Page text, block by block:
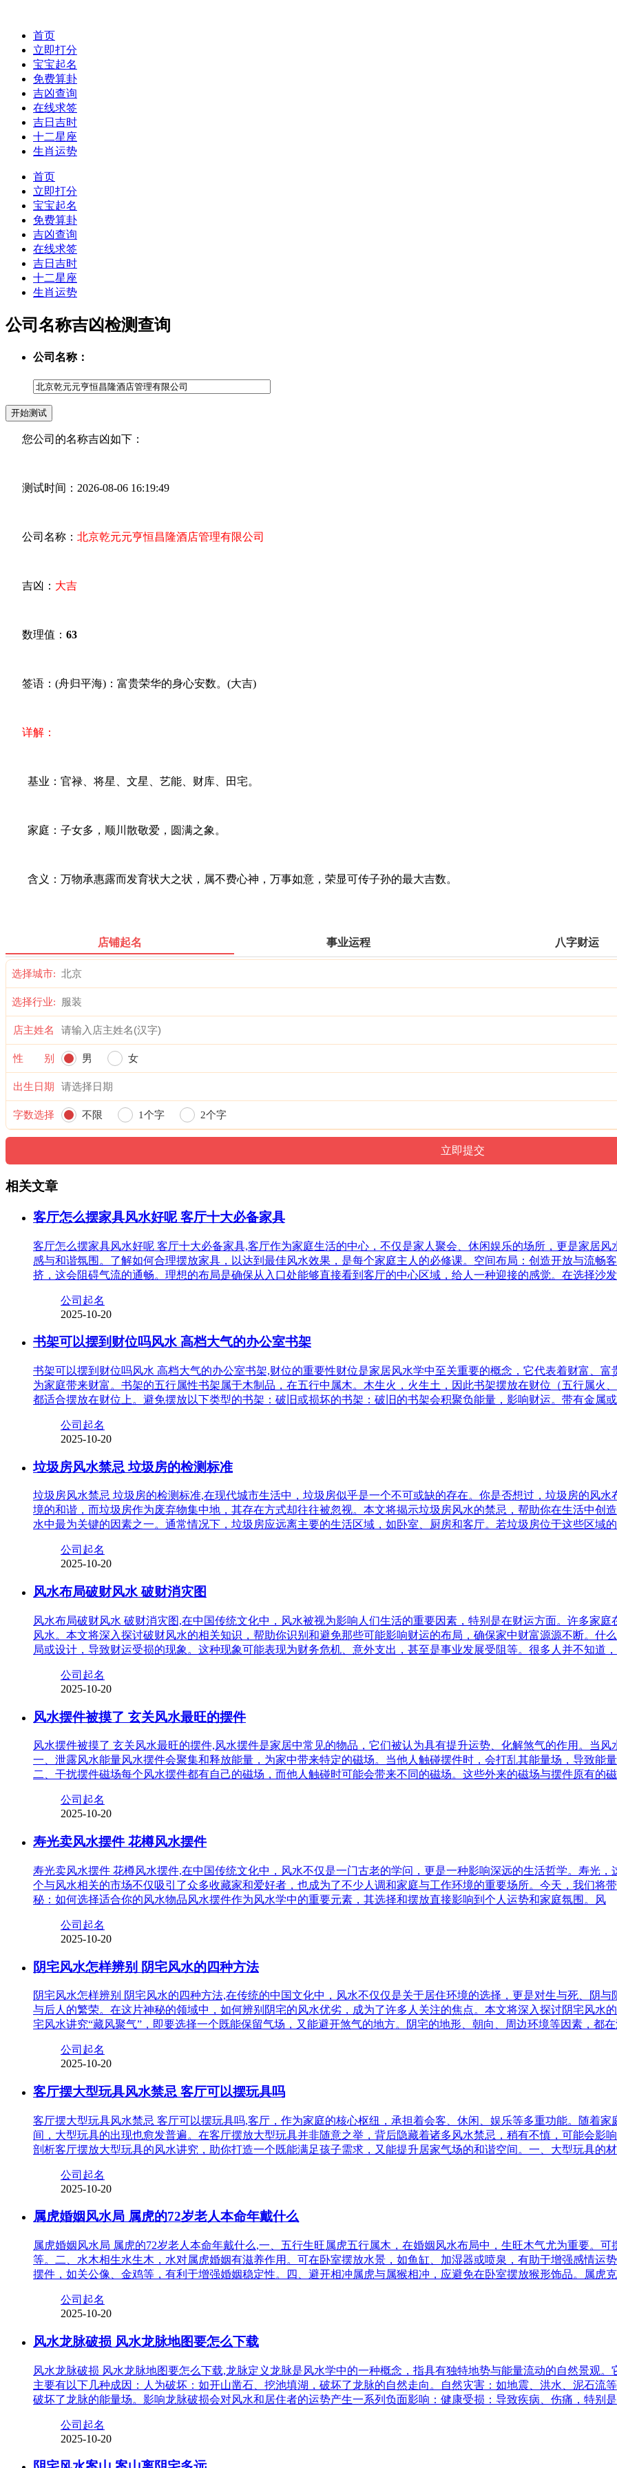
首页
立即打分
宝宝起名
免费算卦
吉凶查询
在线求签
吉日吉时
十二星座
生肖运势
首页
立即打分
宝宝起名
免费算卦
吉凶查询
在线求签
吉日吉时
十二星座
生肖运势
公司名称吉凶检测查询
公司名称：
您公司的名称吉凶如下：
测试时间：2026-08-06 16:19:49
公司名称： 北京乾元元亨恒昌隆酒店管理有限公司
吉凶： 大吉
数理值： 63
签语：(舟归平海)：富贵荣华的身心安数。(大吉)
详解：
基业：官禄、将星、文星、艺能、财库、田宅。
家庭：子女多，顺川散敬爱，圆满之象。
含义：万物承惠露而发育状大之状，属不费心神，万事如意，荣显可传子孙的最大吉数。
店铺起名 事业运程 八字财运
选择城市:
选择行业:
店主姓名
性 别 男 女
出生日期
字数选择 不限 1个字 2个字
相关文章
客厅怎么摆家具风水好呢 客厅十大必备家具
客厅怎么摆家具风水好呢 客厅十大必备家具,客厅作为家庭生活的中心，不仅是家人聚会、休闲娱乐的场所，更是家居
感与和谐氛围。了解如何合理摆放家具，以达到最佳风水效果，是每个家庭主人的必修课。空间布局：创造开放与流畅
挤，这会阻碍气流的通畅。理想的布局是确保从入口处能够直接看到客厅的中心区域，给人一种迎接的感觉。在选择沙
公司起名
2025-10-20
书架可以摆到财位吗风水 高档大气的办公室书架
书架可以摆到财位吗风水 高档大气的办公室书架,财位的重要性财位是家居风水学中至关重要的概念，它代表着财富、
为家庭带来财富。书架的五行属性书架属于木制品，在五行中属木。木生火，火生土，因此书架摆放在财位（五行属火
都适合摆放在财位上。避免摆放以下类型的书架：破旧或损坏的书架：破旧的书架会积聚负能量，影响财运。带有金属
公司起名
2025-10-20
垃圾房风水禁忌 垃圾房的检测标准
垃圾房风水禁忌 垃圾房的检测标准,在现代城市生活中，垃圾房似乎是一个不可或缺的存在。你是否想过，垃圾房的风
境的和谐，而垃圾房作为废弃物集中地，其存在方式却往往被忽视。本文将揭示垃圾房风水的禁忌，帮助你在生活中创
水中最为关键的因素之一。通常情况下，垃圾房应远离主要的生活区域，如卧室、厨房和客厅。若垃圾房位于这些区域
公司起名
2025-10-20
风水布局破财风水 破财消灾图
风水布局破财风水 破财消灾图,在中国传统文化中，风水被视为影响人们生活的重要因素，特别是在财运方面。许多家
风水。本文将深入探讨破财风水的相关知识，帮助你识别和避免那些可能影响财运的布局，确保家中财富源源不断。什
局或设计，导致财运受损的现象。这种现象可能表现为财务危机、意外支出，甚至是事业发展受阻等。很多人并不知道，
公司起名
2025-10-20
风水摆件被摸了 玄关风水最旺的摆件
风水摆件被摸了 玄关风水最旺的摆件,风水摆件是家居中常见的物品，它们被认为具有提升运势、化解煞气的作用。当
一、泄露风水能量风水摆件会聚集和释放能量，为家中带来特定的磁场。当他人触碰摆件时，会打乱其能量场，导致能
二、干扰摆件磁场每个风水摆件都有自己的磁场，而他人触碰时可能会带来不同的磁场。这些外来的磁场与摆件原有的
公司起名
2025-10-20
寿光卖风水摆件 花樽风水摆件
寿光卖风水摆件 花樽风水摆件,在中国传统文化中，风水不仅是一门古老的学问，更是一种影响深远的生活哲学。寿光
个与风水相关的市场不仅吸引了众多收藏家和爱好者，也成为了不少人调和家庭与工作环境的重要场所。今天，我们将
秘：如何选择适合你的风水物品风水摆件作为风水学中的重要元素，其选择和摆放直接影响到个人运势和家庭氛围。风
公司起名
2025-10-20
阴宅风水怎样辨别 阴宅风水的四种方法
阴宅风水怎样辨别 阴宅风水的四种方法,在传统的中国文化中，风水不仅仅是关于居住环境的选择，更是对生与死、阴
与后人的繁荣。在这片神秘的领域中，如何辨别阴宅的风水优劣，成为了许多人关注的焦点。本文将深入探讨阴宅风水
宅风水讲究“藏风聚气”，即要选择一个既能保留气场，又能避开煞气的地方。阴宅的地形、朝向、周边环境等因素，都
公司起名
2025-10-20
客厅摆大型玩具风水禁忌 客厅可以摆玩具吗
客厅摆大型玩具风水禁忌 客厅可以摆玩具吗,客厅，作为家庭的核心枢纽，承担着会客、休闲、娱乐等多重功能。随着
间，大型玩具的出现也愈发普遍。在客厅摆放大型玩具并非随意之举，背后隐藏着诸多风水禁忌，稍有不慎，可能会影
剖析客厅摆放大型玩具的风水讲究，助你打造一个既能满足孩子需求，又能提升居家气场的和谐空间。一、大型玩具的
公司起名
2025-10-20
属虎婚姻风水局 属虎的72岁老人本命年戴什么
属虎婚姻风水局 属虎的72岁老人本命年戴什么,一、五行生旺属虎五行属木，在婚姻风水布局中，生旺木气尤为重要。
等。二、水木相生水生木，水对属虎婚姻有滋养作用。可在卧室摆放水景，如鱼缸、加湿器或喷泉，有助于增强感情运
摆件，如关公像、金鸡等，有利于增强婚姻稳定性。四、避开相冲属虎与属猴相冲，应避免在卧室摆放猴形饰品。属虎
公司起名
2025-10-20
风水龙脉破损 风水龙脉地图要怎么下载
风水龙脉破损 风水龙脉地图要怎么下载,龙脉定义龙脉是风水学中的一种概念，指具有独特地势与能量流动的自然景观
主要有以下几种成因：人为破坏：如开山凿石、挖池填湖，破坏了龙脉的自然走向。自然灾害：如地震、洪水、泥石流
破坏了龙脉的能量场。影响龙脉破损会对风水和居住者的运势产生一系列负面影响：健康受损：导致疾病、伤痛，特别
公司起名
2025-10-20